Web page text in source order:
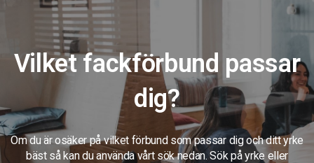
Vilket fackförbund passar
dig?
Om du är osäker på vilket förbund som passar dig och ditt yrke
bäst så kan du använda vårt sök nedan. Sök på yrke eller